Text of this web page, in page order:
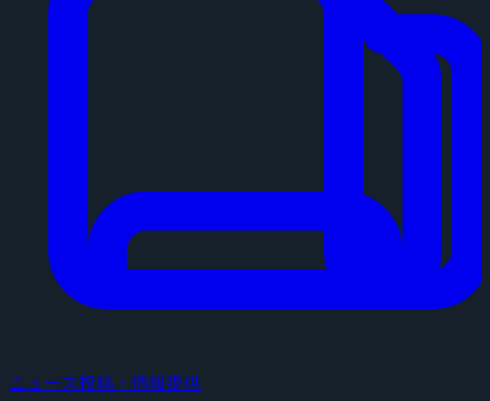
ニュース投稿・情報提供